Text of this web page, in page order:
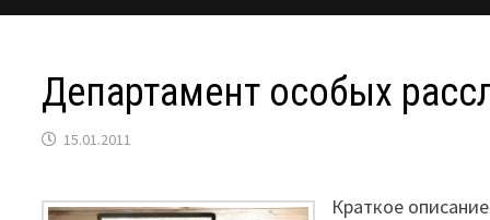
Департамент особых
15.01.2011
Краткое